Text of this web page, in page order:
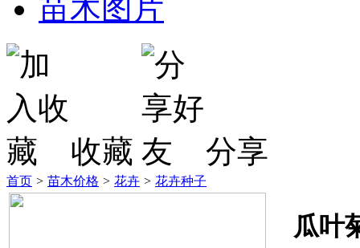
苗木图片
收藏 分享
首页 > 苗木价格 > 花卉 > 花卉种子
瓜叶